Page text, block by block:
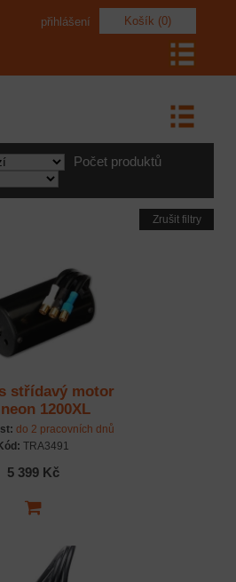
Košík (0)
přihlášení
Počet produktů
Zrušit filtry
střídavý motor
1200XL
do 2 pracovních dnů
TRA3491
5 399 Kč